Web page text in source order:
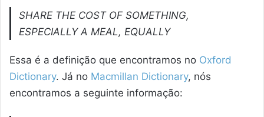
SHARE THE COST OF SOMETHING,
ESPECIALLY A MEAL, EQUALLY
Essa é a definição que encontramos no Oxford
Dictionary. Já no Macmillan Dictionary, nós
encontramos a seguinte informação: